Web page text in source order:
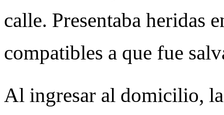
calle. Presentaba heridas
compatibles a que fue
Al ingresar al domicilio,